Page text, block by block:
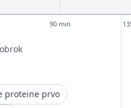
90 min
proteine prvo